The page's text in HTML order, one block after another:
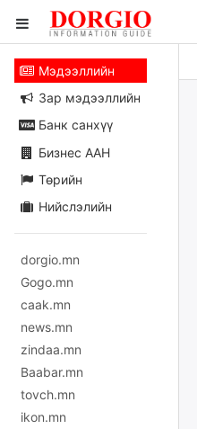
Мэдээллийн
Зар мэдээллийн
Банк санхүү
Бизнес ААН
Төрийн
Нийслэлийн
dorgio.mn
Gogo.mn
caak.mn
news.mn
zindaa.mn
Baabar.mn
tovch.mn
ikon.mn